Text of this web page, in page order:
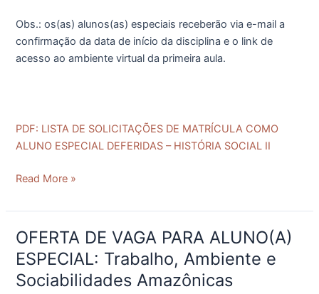
Obs.: os(as) alunos(as) especiais receberão via e-mail a
confirmação da data de início da disciplina e o link de
acesso ao ambiente virtual da primeira aula.
PDF: LISTA DE SOLICITAÇÕES DE MATRÍCULA COMO
ALUNO ESPECIAL DEFERIDAS – HISTÓRIA SOCIAL II
Read More »
OFERTA DE VAGA PARA ALUNO(A)
ESPECIAL: Trabalho, Ambiente e
Sociabilidades Amazônicas
OFERTA
DE
VAGA
PARA